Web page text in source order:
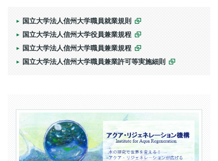
国立大学法人信州大学職員就業規則
国立大学法人信州大学役員兼業規程
国立大学法人信州大学職員兼業規程
国立大学法人信州大学職員兼業許可等実施細則